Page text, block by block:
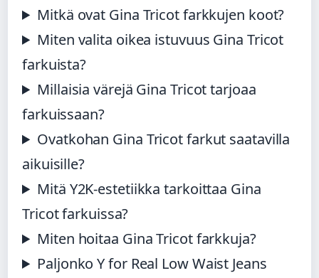
Mitkä ovat Gina Tricot farkkujen koot?
Miten valita oikea istuvuus Gina Tricot
farkuista?
Millaisia värejä Gina Tricot tarjoaa
farkuissaan?
Ovatkohan Gina Tricot farkut saatavilla
aikuisille?
Mitä Y2K-estetiikka tarkoittaa Gina
Tricot farkuissa?
Miten hoitaa Gina Tricot farkkuja?
Paljonko Y for Real Low Waist Jeans